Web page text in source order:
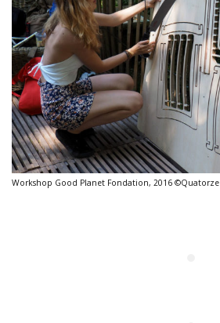
Workshop Good Planet Fondation, 2016 ©Quatorze